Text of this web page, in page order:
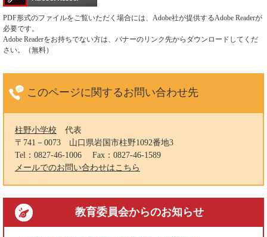
PDF形式のファイルをご覧いただく場合には、Adobe社が提供するAdobe Readerが
必要です。
Adobe Readerをお持ちでない方は、バナーのリンク先からダウンロードしてくだ
さい。（無料）
このページに関するお問い合わせ先
柱野小学校
代表
〒741－0073
山口県岩国市柱野1092番地3
Tel：0827-46-1006
Fax：0827-46-1589
メールでのお問い合わせはこちら
教育委員会からのお知らせ